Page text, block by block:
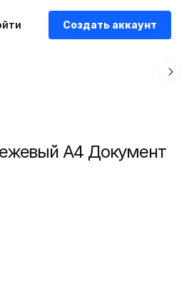
Создать аккаунт
A4 Документ